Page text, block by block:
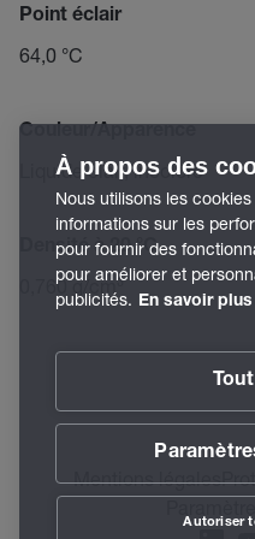
Point éclair
64,0 °C
Couleur/Apparence
Liquide clair, incolore
Densité à 20 °C
0,760 g/cm³
Mentions légales
À propos des
Nous utilisons les
informations sur les
pour fournir des
pour améliorer et
publicités. En savoir plus
Autoriser